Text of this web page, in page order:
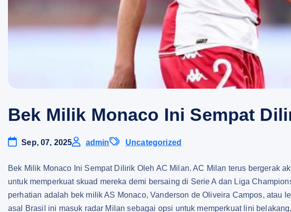
Bek Milik Monaco Ini Sempat
Sep, 07, 2025 admin Uncategorized
Bek Milik Monaco Ini Sempat Dilirik Oleh AC Milan. AC Milan terus bergerak
untuk memperkuat skuad mereka demi bersaing di Serie A dan Liga
perhatian adalah bek milik AS Monaco, Vanderson de Oliveira Campos, atau
asal Brasil ini masuk radar Milan sebagai opsi untuk memperkuat lini